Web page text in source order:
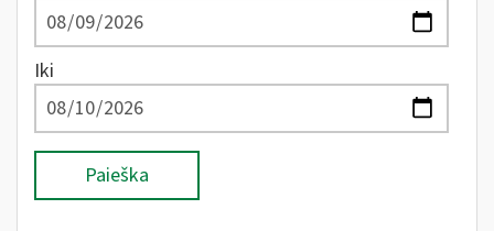
Iki
Paieška